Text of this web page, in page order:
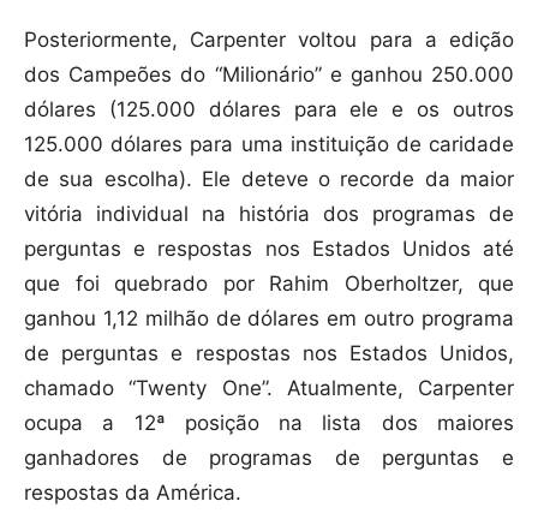
Posteriormente, Carpenter voltou para a edição
dos Campeões do “Milionário” e ganhou 250.000
dólares (125.000 dólares para ele e os outros
125.000 dólares para uma instituição de caridade
de sua escolha). Ele deteve o recorde da maior
vitória individual na história dos programas de
perguntas e respostas nos Estados Unidos até
que foi quebrado por Rahim Oberholtzer, que
ganhou 1,12 milhão de dólares em outro programa
de perguntas e respostas nos Estados Unidos,
chamado “Twenty One”. Atualmente, Carpenter
ocupa a 12ª posição na lista dos maiores
ganhadores de programas de perguntas e
respostas da América.